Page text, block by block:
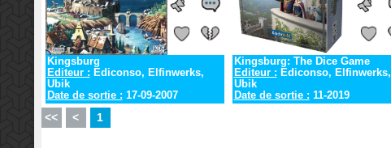
Kingsburg
Editeur : Ediconso, Elfinwerks,
Ubik
Date de sortie : 17-09-2007
Kingsburg: The Dice Game
Editeur : Ediconso, Elfinwerks,
Ubik
Date de sortie : 11-2019
<< < 1